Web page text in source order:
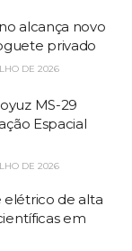
alcança novo
privado
DE 2026
MS-29
Espacial
DE 2026
elétrico de alta
em